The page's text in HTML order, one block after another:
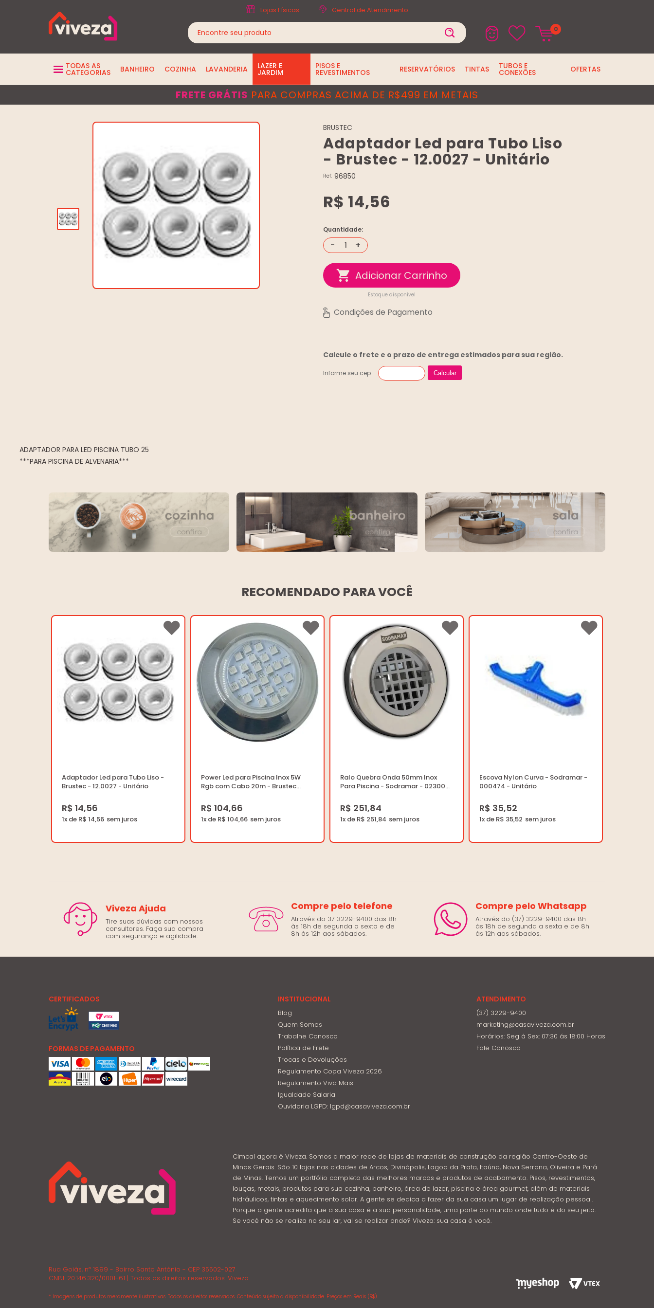
Lojas Físicas Central de Atendimento
0
TODAS AS
CATEGORIAS BANHEIRO COZINHA LAVANDERIA LAZER E
JARDIM
PISOS E
REVESTIMENTOS RESERVATÓRIOS TINTAS TUBOS E
CONEXÕES OFERTAS
FRETE GRÁTIS PARA COMPRAS ACIMA DE R$499 EM METAIS
BRUSTEC
Adaptador Led para Tubo Liso
- Brustec - 12.0027 - Unitário
Ref: 96850
R$ 14,56
Quantidade:
- +
Estoque disponível
Calcule o frete e o prazo de entrega estimados para sua região.
Informe seu cep Calcular
ADAPTADOR PARA LED PISCINA TUBO 25
***PARA PISCINA DE ALVENARIA***
RECOMENDADO PARA VOCÊ
Adaptador Led para Tubo Liso -
Brustec - 12.0027 - Unitário
R$ 14,56
1x de R$ 14,56
Power Led para Piscina Inox 5W
Rgb com Cabo 20m - Brustec
R$ 104,66
1x de R$ 104,66
Ralo Quebra Onda 50mm Inox
Para Piscina - Sodramar - 023003
R$ 251,84
1x de R$ 251,84
Escova Nylon Curva - Sodramar -
000474 - Unitário
R$ 35,52
1x de R$ 35,52
Viveza Ajuda
Tire suas dúvidas com nossos
consultores. Faça sua compra
com segurança e agilidade.
Compre pelo telefone
Através do 37 3229-9400 das 8h
às 18h de segunda a sexta e de
8h às 12h aos sábados.
Compre pelo Whatsapp
Através do (37) 3229-9400 das 8h
às 18h de segunda a sexta e de 8h
às 12h aos sábados.
CERTIFICADOS
FORMAS DE PAGAMENTO
INSTITUCIONAL
Blog
Quem Somos
Trabalhe Conosco
Política de Frete
Trocas e Devoluções
Regulamento Copa Viveza 2026
Regulamento Viva Mais
Igualdade Salarial
Ouvidoria LGPD: lgpd@casaviveza.com.br
ATENDIMENTO
(37) 3229-9400
marketing@casaviveza.com.br
Horários: Seg á Sex: 07:30 ás 18:00 Horas
Fale Conosco
Cimcal agora é Viveza. Somos a maior rede de lojas de materiais de construção da região Centro-Oeste de
Minas Gerais. São 10 lojas nas cidades de Arcos, Divinópolis, Lagoa da Prata, Itaúna, Nova Serrana, Oliveira e Pará
de Minas. Temos um portfólio completo das melhores marcas e produtos de acabamento. Pisos, revestimentos,
louças, metais, produtos para sua cozinha, banheiro, área de lazer, piscina e área gourmet, além de materiais
hidráulicos, tintas e aquecimento solar. A gente se dedica a fazer da sua casa um lugar de realização pessoal.
Porque a gente acredita que a sua casa é a sua personalidade, uma parte do mundo onde tudo é do seu jeito.
Se você não se realiza no seu lar, vai se realizar onde? Viveza: sua casa é você.
Rua Goiás, nº 1899 - Bairro Santo Antônio - CEP 35502-027
CNPJ: 20.146.320/0001-61 | Todos os direitos reservados. Viveza.
* Imagens de produtos meramente ilustrativas. Todos os direitos reservados. Conteúdo sujeito a disponibilidade. Preços em Reais (R$)